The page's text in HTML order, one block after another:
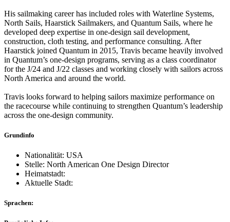
His sailmaking career has included roles with Waterline Systems,
North Sails, Haarstick Sailmakers, and Quantum Sails, where he
developed deep expertise in one-design sail development,
construction, cloth testing, and performance consulting. After
Haarstick joined Quantum in 2015, Travis became heavily involved
in Quantum’s one-design programs, serving as a class coordinator
for the J/24 and J/22 classes and working closely with sailors across
North America and around the world.
Travis looks forward to helping sailors maximize performance on
the racecourse while continuing to strengthen Quantum’s leadership
across the one-design community.
Grundinfo
Nationalität: USA
Stelle: North American One Design Director
Heimatstadt:
Aktuelle Stadt:
Sprachen: